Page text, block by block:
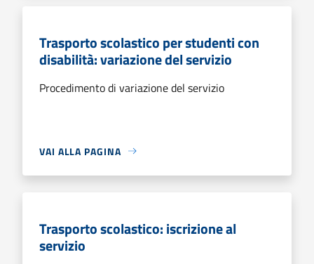
Trasporto scolastico per studenti con
disabilità: variazione del servizio
Procedimento di variazione del servizio
VAI ALLA PAGINA
Trasporto scolastico: iscrizione al
servizio